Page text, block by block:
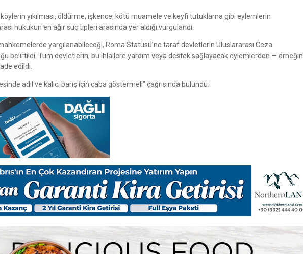
yıkılması, öldürme, işkence, kötü muamele ve keyfi tutuklama gibi eylemlerin
hukukun en ağır suç tipleri arasında yer aldığı vurgulandı.
yargılanabileceği, Roma Statüsü’ne taraf devletlerin Uluslararası Ceza
belirtildi. Tüm devletlerin, bu ihlallere yardım veya destek sağlayacak eylemlerden — örneğin
edildi.
adil ve kalıcı barış için çaba göstermeli” çağrısında bulundu.